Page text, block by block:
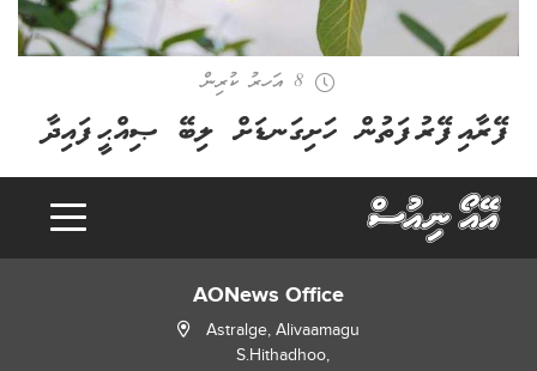
8 އަހރު ކުރިން
ފޭރާއި ފޭރު ފަތުން ހަށިގަނޑަށް ލިބޭ ޞިއްޙީ ފައިދާ
AONews Office
Astralge, Alivaamagu
S.Hithadhoo,